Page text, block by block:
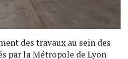
des travaux au sein des
par la Métropole de Lyon